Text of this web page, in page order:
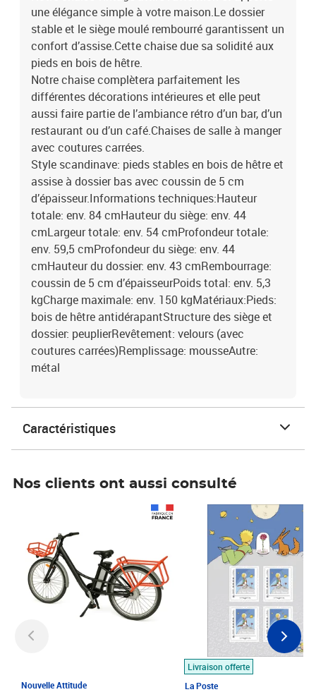
antidérapantStructure des siège et dossier: peuplierRevêtement:
velours (avec coutures carrées)Remplissage: mousseAutre: métal
une élégance simple à votre maison.Le dossier
stable et le siège moulé rembourré garantissent un
confort d’assise.Cette chaise due sa solidité aux
pieds en bois de hêtre.
Notre chaise complètera parfaitement les
différentes décorations intérieures et elle peut
aussi faire partie de l’ambiance rétro d’un bar, d’un
restaurant ou d’un café.Chaises de salle à manger
avec coutures carrées.
Style scandinave: pieds stables en bois de hêtre et
assise à dossier bas avec coussin de 5 cm
d’épaisseur.Informations techniques:Hauteur
totale: env. 84 cmHauteur du siège: env. 44
cmLargeur totale: env. 54 cmProfondeur totale:
env. 59,5 cmProfondeur du siège: env. 44
cmHauteur du dossier: env. 43 cmRembourrage:
coussin de 5 cm d’épaisseurPoids total: env. 5,3
kgCharge maximale: env. 150 kgMatériaux:Pieds:
bois de hêtre antidérapantStructure des siège et
dossier: peuplierRevêtement: velours (avec
coutures carrées)Remplissage: mousseAutre:
métal
Caractéristiques
Nos clients ont aussi consulté
Nouvelle Attitude
Livraison offerte
La Poste
Prix 7,50€